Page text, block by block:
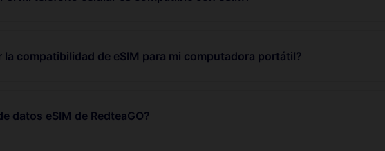
compatibilidad de eSIM para mi computadora portátil?
datos eSIM de RedteaGO?